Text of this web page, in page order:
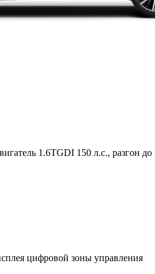
1.6TGDI 150 л.с., разгон до
цифровой зоны управления